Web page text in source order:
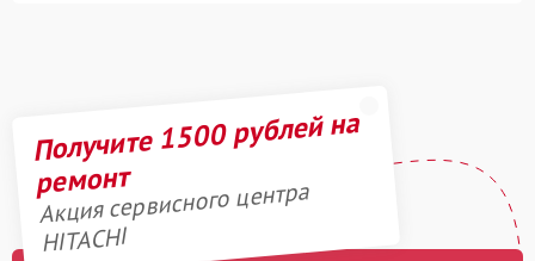
Получите 1500 рублей на
ремонт
Акция сервисного центра
HITACHI